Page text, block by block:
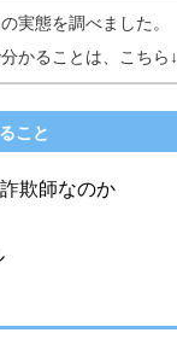
実態を調べました。
かることは、こちら↓
こと
欺師なのか